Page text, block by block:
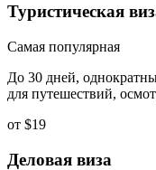
Туристическая
Самая популярная
До 30 дней,
для путешествий,
от $19
Деловая виза